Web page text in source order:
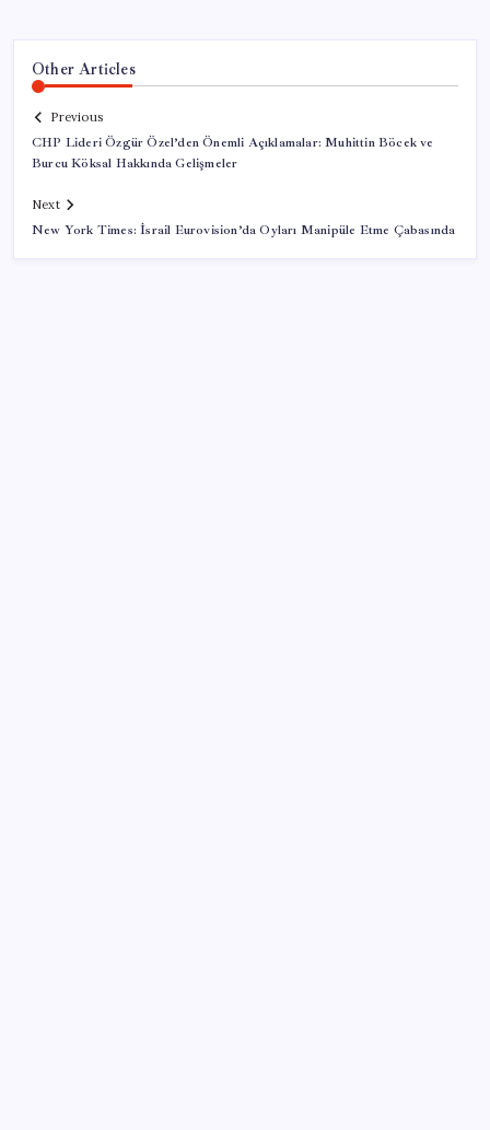
Other Articles
Previous
CHP Lideri Özgür Özel’den Önemli Açıklamalar: Muhittin Böcek ve
Burcu Köksal Hakkında Gelişmeler
Next
New York Times: İsrail Eurovision’da Oyları Manipüle Etme Çabasında